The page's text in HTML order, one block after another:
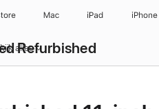
Mac iPad iPhone
Refurbished
alles